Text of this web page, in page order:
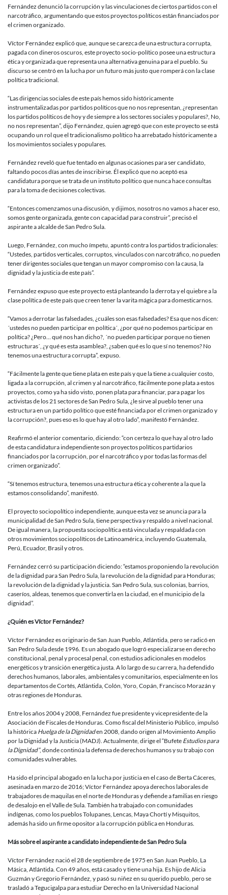
Fernández denunció la corrupción y las vinculaciones de ciertos partidos con el
narcotráfico, argumentando que estos proyectos políticos están financiados por
el crimen organizado.
Víctor Fernández explicó que, aunque se carezca de una estructura corrupta,
pagada con dineros oscuros, este proyecto socio-político posee una estructura
ética y organizada que representa una alternativa genuina para el pueblo. Su
discurso se centró en la lucha por un futuro más justo que romperá con la clase
política tradicional.
“Las dirigencias sociales de este país hemos sido históricamente
instrumentalizadas por partidos políticos que no nos representan, ¿representan
los partidos políticos de hoy y de siempre a los sectores sociales y populares?, No,
no nos representan”, dijo Fernández, quien agregó que con este proyecto se está
ocupando un rol que el tradicionalismo político ha arrebatado históricamente a
los movimientos sociales y populares.
Fernández reveló que fue tentado en algunas ocasiones para ser candidato,
faltando pocos días antes de inscribirse. Él explicó que no aceptó esa
candidatura porque se trata de un instituto político que nunca hace consultas
para la toma de decisiones colectivas.
“Entonces comenzamos una discusión, y dijimos, nosotros no vamos a hacer eso,
somos gente organizada, gente con capacidad para construir”, precisó el
aspirante a alcalde de San Pedro Sula.
Luego, Fernández, con mucho ímpetu, apuntó contra los partidos tradicionales:
“Ustedes, partidos verticales, corruptos, vinculados con narcotráfico, no pueden
tener dirigentes sociales que tengan un mayor compromiso con la causa, la
dignidad y la justicia de este país”.
Fernández expuso que este proyecto está planteando la derrota y el quiebre a la
clase política de este país que creen tener la varita mágica para domesticarnos.
“Vamos a derrotar las falsedades, ¿cuáles son esas falsedades? Esa que nos dicen:
´ustedes no pueden participar en política´, ¿por qué no podemos participar en
política? ¿Pero… qué nos han dicho?, ´no pueden participar porque no tienen
estructuras´, ¿y qué es esta asamblea?, ¿saben qué es lo que sí no tenemos? No
tenemos una estructura corrupta”, expuso.
“Fácilmente la gente que tiene plata en este país y que la tiene a cualquier costo,
ligada a la corrupción, al crimen y al narcotráfico, fácilmente pone plata a estos
proyectos, como ya ha sido visto, ponen plata para financiar, para pagar los
activistas de los 21 sectores de San Pedro Sula, ¿le sirve al pueblo tener una
estructura en un partido político que esté financiada por el crimen organizado y
la corrupción?, pues eso es lo que hay al otro lado”, manifestó Fernández.
Reafirmó el anterior comentario, diciendo: “con certeza lo que hay al otro lado
de esta candidatura independiente son proyectos políticos partidarios
financiados por la corrupción, por el narcotráfico y por todas las formas del
crimen organizado”.
“Sí tenemos estructura, tenemos una estructura ética y coherente a la que la
estamos consolidando”, manifestó.
El proyecto sociopolítico independiente, aunque esta vez se anuncia para la
municipalidad de San Pedro Sula, tiene perspectiva y respaldo a nivel nacional.
De igual manera, la propuesta sociopolítica está vinculada y respaldada con
otros movimientos sociopolíticos de Latinoamérica, incluyendo Guatemala,
Perú, Ecuador, Brasil y otros.
Fernández cerró su participación diciendo: “estamos proponiendo la revolución
de la dignidad para San Pedro Sula, la revolución de la dignidad para Honduras;
la revolución de la dignidad y la justicia. San Pedro Sula, sus colonias, barrios,
caseríos, aldeas, tenemos que convertirla en la ciudad, en el municipio de la
dignidad”.
¿Quién es Víctor Fernández?
Víctor Fernández es originario de San Juan Pueblo, Atlántida, pero se radicó en
San Pedro Sula desde 1996. Es un abogado que logró especializarse en derecho
constitucional, penal y procesal penal, con estudios adicionales en modelos
energéticos y transición energética justa. A lo largo de su carrera, ha defendido
derechos humanos, laborales, ambientales y comunitarios, especialmente en los
departamentos de Cortés, Atlántida, Colón, Yoro, Copán, Francisco Morazán y
otras regiones de Honduras.
Entre los años 2004 y 2008, Fernández fue presidente y vicepresidente de la
Asociación de Fiscales de Honduras. Como fiscal del Ministerio Público, impulsó
la histórica Huelga de la Dignidaden 2008, dando origen al Movimiento Amplio
por la Dignidad y la Justicia (MADJ). Actualmente, dirige el “Bufete Estudios para
la Dignidad”, donde continúa la defensa de derechos humanos y su trabajo con
comunidades vulnerables.
Ha sido el principal abogado en la lucha por justicia en el caso de Berta Cáceres,
asesinada en marzo de 2016; Víctor Fernández apoya derechos laborales de
trabajadores de maquilas en el norte de Honduras y defiende a familias en riesgo
de desalojo en el Valle de Sula. También ha trabajado con comunidades
indígenas, como los pueblos Tolupanes, Lencas, Maya Chortí y Misquitos,
además ha sido un firme opositor a la corrupción pública en Honduras.
Más sobre el aspirante a candidato independiente de San Pedro Sula
Víctor Fernández nació el 28 de septiembre de 1975 en San Juan Pueblo, La
Másica, Atlántida. Con 49 años, está casado y tiene una hija. Es hijo de Alicia
Guzmán y Gregorio Fernández, y pasó su niñez en su querido pueblo, pero se
trasladó a Tegucigalpa para estudiar Derecho en la Universidad Nacional